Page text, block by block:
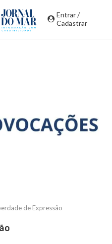
Entrar /
Cadastrar
de Expressão